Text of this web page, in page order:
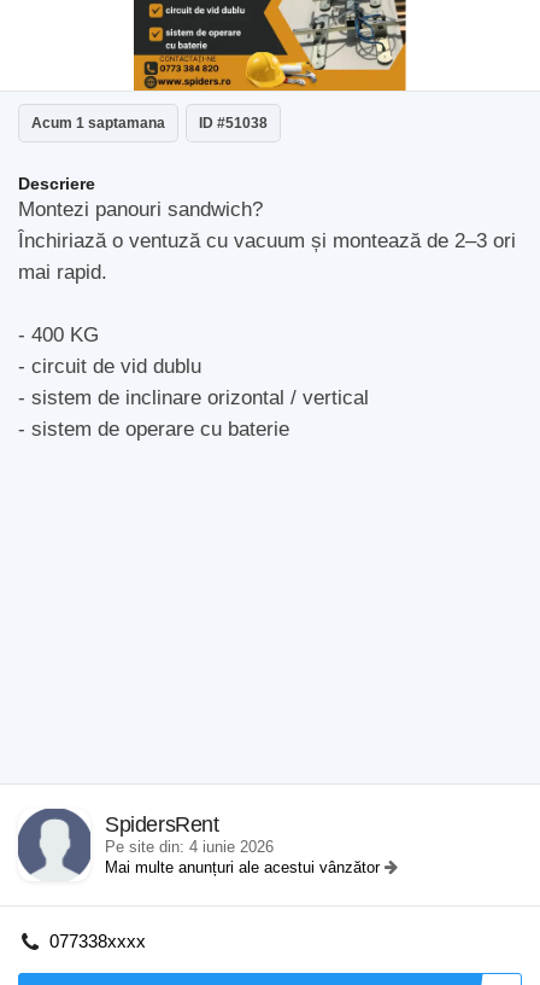
Acum 1 saptamana ID #51038
Descriere
Montezi panouri sandwich?
Închiriază o ventuză cu vacuum și montează de 2–3 ori
mai rapid.
- 400 KG
- circuit de vid dublu
- sistem de inclinare orizontal / vertical
- sistem de operare cu baterie
SpidersRent
Pe site din: 4 iunie 2026
Mai multe anunțuri ale acestui vânzător
077338xxxx